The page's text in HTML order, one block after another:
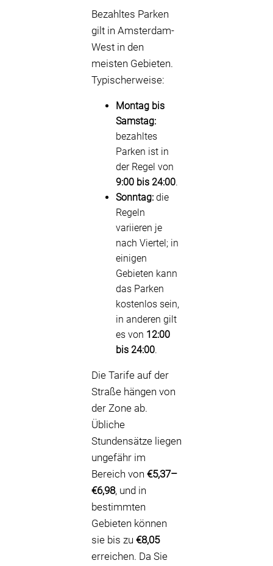
Bezahltes Parken
gilt in Amsterdam-
West in den
meisten Gebieten.
Typischerweise:
Montag bis
Samstag:
bezahltes
Parken ist in
der Regel von
9:00 bis 24:00.
Sonntag: die
Regeln
variieren je
nach Viertel; in
einigen
Gebieten kann
das Parken
kostenlos sein,
in anderen gilt
es von 12:00
bis 24:00.
Die Tarife auf der
Straße hängen von
der Zone ab.
Übliche
Stundensätze liegen
ungefähr im
Bereich von €5,37–
€6,98, und in
bestimmten
Gebieten können
sie bis zu €8,05
erreichen. Da Sie